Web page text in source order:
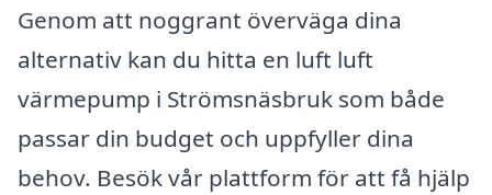
Genom att noggrant överväga dina
alternativ kan du hitta en luft luft
värmepump i Strömsnäsbruk som både
passar din budget och uppfyller dina
behov. Besök vår plattform för att få hjälp